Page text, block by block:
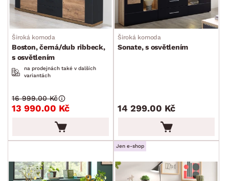
Široká komoda
Boston, černá/dub ribbeck,
s osvětlením
na prodejnách také v dalších
variantách
13 990.00 Kč
16 999.00 Kč
Široká komoda
Sonate, s osvětlením
14 299.00 Kč
Jen e-shop